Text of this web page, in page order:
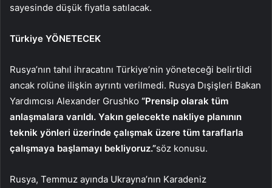
sayesinde düşük fiyatla satılacak.
Türkiye YÖNETECEK
Rusya’nın tahıl ihracatını Türkiye’nin yöneteceği belirtildi
ancak rolüne ilişkin ayrıntı verilmedi. Rusya Dışişleri Bakan
Yardımcısı Alexander Grushko “Prensip olarak tüm
anlaşmalara varıldı. Yakın gelecekte nakliye planının
teknik yönleri üzerinde çalışmak üzere tüm taraflarla
çalışmaya başlamayı bekliyoruz.”söz konusu.
Rusya, Temmuz ayında Ukrayna’nın Karadeniz